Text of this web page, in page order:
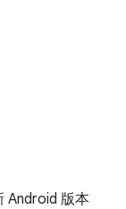
Android 版本